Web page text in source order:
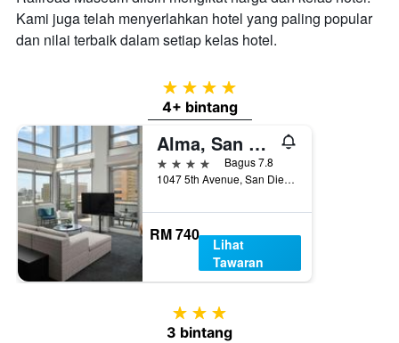
Kami juga telah menyerlahkan hotel yang paling popular
dan nilai terbaik dalam setiap kelas hotel.
4 bintang
4+ bintang
Alma, San Diego, a Tribute Portfolio Hotel
4 bintang
Bagus 7.8
1047 5th Avenue, San Diego, CA, Amerika Syarikat
RM 740
Lihat
Tawaran
3 bintang
3 bintang